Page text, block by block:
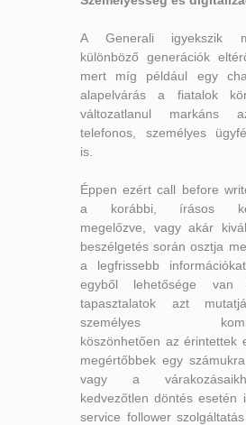
A Generali igyekszik
különböző generációk
mert míg például egy
alapelvárás a fiatalok
változatlanul markáns
telefonos, személyes
is.
Éppen ezért call before
a korábbi, írásos
megelőzve, vagy akár
beszélgetés során osztja
a legfrissebb
egyből lehetősége van
tapasztalatok azt
személyes
köszönhetően az érintettek
megértőbbek egy
vagy a
kedvezőtlen döntés esetén
service follower